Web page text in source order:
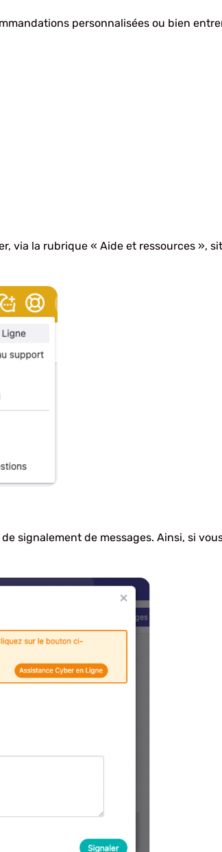
personnalisées ou bien
via la rubrique « Aide et ressources »,
signalement de messages. Ainsi, si